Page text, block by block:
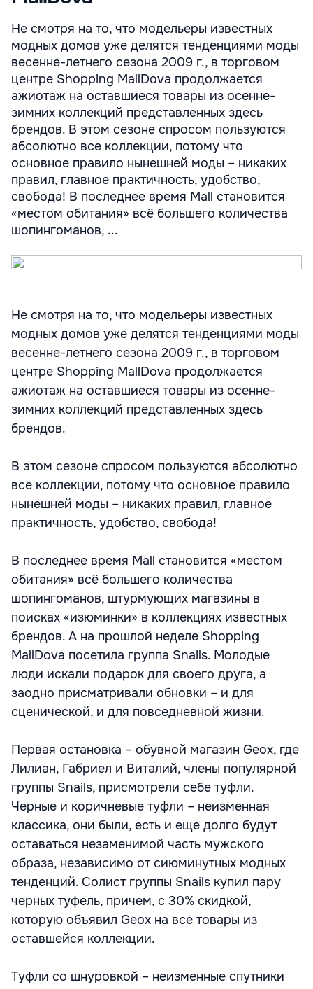
Не смотря на то, что модельеры известных
модных домов уже делятся тенденциями моды
весенне-летнего сезона 2009 г., в торговом
центре Shopping MallDova продолжается
ажиотаж на оставшиеся товары из осенне-
зимних коллекций представленных здесь
брендов. В этом сезоне спросом пользуются
абсолютно все коллекции, потому что
основное правило нынешней моды – никаких
правил, главное практичность, удобство,
свобода! В последнее время Mall становится
«местом обитания» всё большего количества
шопингоманов, ...
Не смотря на то, что модельеры известных
модных домов уже делятся тенденциями моды
весенне-летнего сезона 2009 г., в торговом
центре Shopping MallDova продолжается
ажиотаж на оставшиеся товары из осенне-
зимних коллекций представленных здесь
брендов.
В этом сезоне спросом пользуются абсолютно
все коллекции, потому что основное правило
нынешней моды – никаких правил, главное
практичность, удобство, свобода!
В последнее время Mall становится «местом
обитания» всё большего количества
шопингоманов, штурмующих магазины в
поисках «изюминки» в коллекциях известных
брендов. А на прошлой неделе Shopping
MallDova посетила группа Snails. Молодые
люди искали подарок для своего друга, а
заодно присматривали обновки – и для
сценической, и для повседневной жизни.
Первая остановка – обувной магазин Geox, где
Лилиан, Габриел и Виталий, члены популярной
группы Snails, присмотрели себе туфли.
Черные и коричневые туфли – неизменная
классика, они были, есть и еще долго будут
оставаться незаменимой часть мужского
образа, независимо от сиюминутных модных
тенденций. Солист группы Snails купил пару
черных туфель, причем, с 30% скидкой,
которую объявил Geox на все товары из
оставшейся коллекции.
Туфли со шнуровкой – неизменные спутники